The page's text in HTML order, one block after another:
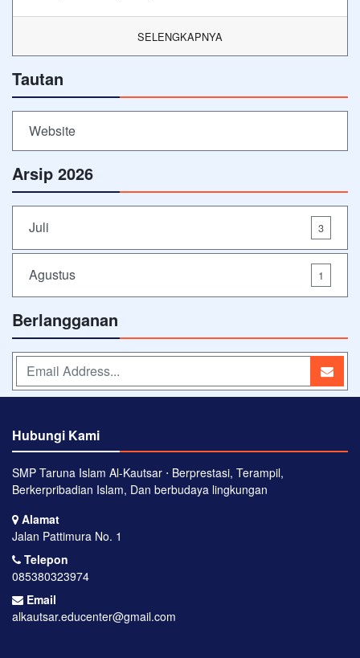
SELENGKAPNYA
Tautan
Website
Arsip 2026
Juli 3
Agustus 1
Berlangganan
Hubungi Kami
SMP Taruna Islam Al-Kautsar ⋅ Berprestasi, Terampil,
Berkerpribadian Islam, Dan berbudaya lingkungan
Alamat
Jalan Pattimura No. 1
Telepon
085380323974
Email
alkautsar.educenter@gmail.com